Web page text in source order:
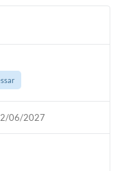
06/2027